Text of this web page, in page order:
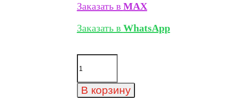
Заказать в MAX
Заказать в WhatsApp
Количество
товара
плитка
Westerwalder
В корзину